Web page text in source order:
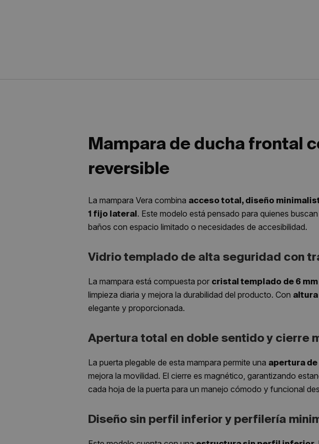
Mampara de ducha frontal
reversible
La mampara Vera combina acceso total, diseño
1 fijo lateral . Este modelo está pensado para quienes
baños con espacio limitado o necesidades de accesibilidad.
Vidrio templado de alta seguridad con
La mampara está compuesta por cristal templado de 6 mm
limpieza diaria y mejora la durabilidad del producto. Con altura
elegante y proporcionada.
Apertura total en doble sentido y cierre
La puerta plegable de esta mampara permite una apertura de
mejora la movilidad. El cierre es magnético, garantizando
cada hoja de la puerta para un manejo cómodo y funcional
Diseño sin perfil inferior y perfilería